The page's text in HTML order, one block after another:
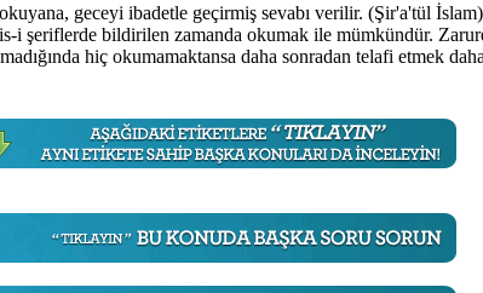
okuyana, geceyi ibadetle geçirmiş sevabı verilir. (Şir'a'tül İslam)
i şeriflerde bildirilen zamanda okumak ile mümkündür.
hiç okumamaktansa daha sonradan telafi etmek